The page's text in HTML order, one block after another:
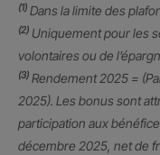
(1) Dans la limite des
(2) Uniquement pour les
volontaires ou de
(3) Rendement 2025 =
2025). Les bonus sont
participation aux
décembre 2025, net de